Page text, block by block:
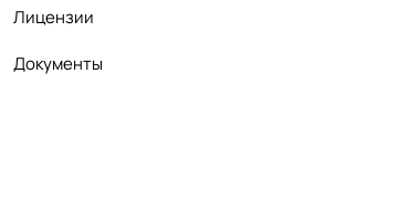
Лицензии
Документы